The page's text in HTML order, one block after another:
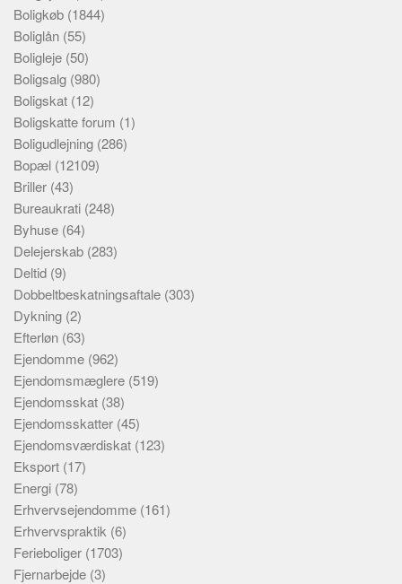
Boligkøb (1844)
Boliglån (55)
Boligleje (50)
Boligsalg (980)
Boligskat (12)
Boligskatte forum (1)
Boligudlejning (286)
Bopæl (12109)
Briller (43)
Bureaukrati (248)
Byhuse (64)
Delejerskab (283)
Deltid (9)
Dobbeltbeskatningsaftale (303)
Dykning (2)
Efterløn (63)
Ejendomme (962)
Ejendomsmæglere (519)
Ejendomsskat (38)
Ejendomsskatter (45)
Ejendomsværdiskat (123)
Eksport (17)
Energi (78)
Erhvervsejendomme (161)
Erhvervspraktik (6)
Ferieboliger (1703)
Fjernarbejde (3)